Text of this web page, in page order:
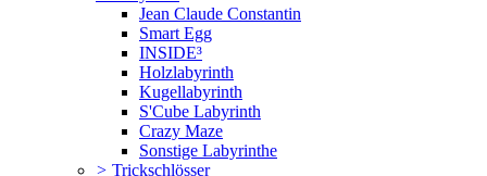
Jean Claude Constantin
Smart Egg
INSIDE³
Holzlabyrinth
Kugellabyrinth
S'Cube Labyrinth
Crazy Maze
Sonstige Labyrinthe
> Trickschlösser